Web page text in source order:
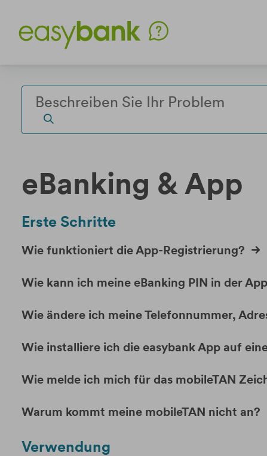
zum
zur
eBanking & App
Erste Schritte
Wie funktioniert die App-Registrierung?
Wie kann ich meine eBanking PIN in der
Wie ändere ich meine Telefonnummer,
Wie installiere ich die easybank App auf
Wie melde ich mich für das mobileTAN
Warum kommt meine mobileTAN nicht an?
Verwendung